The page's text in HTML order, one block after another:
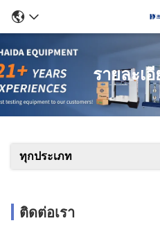
รายละเ
ทุกประเภท
ติดต่อเรา